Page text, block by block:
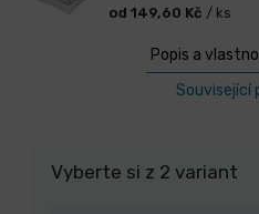
od 149,60 Kč / ks
Popis a
Související
Vyberte si z 2 variant